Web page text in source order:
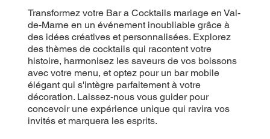
Transformez votre Bar a Cocktails mariage en Val-
de-Marne en un événement inoubliable grâce à
des idées créatives et personnalisées. Explorez
des thèmes de cocktails qui racontent votre
histoire, harmonisez les saveurs de vos boissons
avec votre menu, et optez pour un bar mobile
élégant qui s'intègre parfaitement à votre
décoration. Laissez-nous vous guider pour
concevoir une expérience unique qui ravira vos
invités et marquera les esprits.